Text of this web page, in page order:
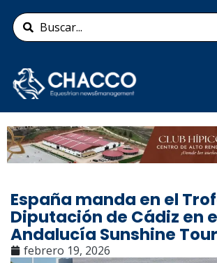
contenido
Search
...
Añade aquí tu texto de
cabecera
España manda en el
Diputación de Cádiz en
Andalucía Sunshine Tour
febrero 19, 2026